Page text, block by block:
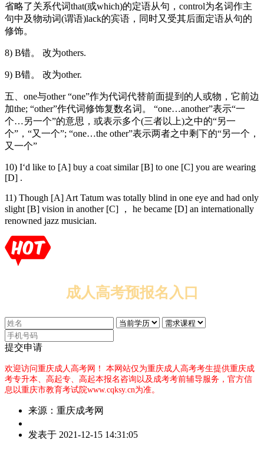
省略了关系代词that(或which)的定语从句，control为名词作主
句中及物动词(谓语)lack的宾语，同时又受其后面定语从句的
修饰。
8) B错。 改为others.
9) B错。 改为other.
五、one与other “one”作为代词代替前面提到的人或物，它前边
加the; “other”作代词修饰复数名词。 “one…another”表示“一
个…另一个”的意思，或表示多个(三者以上)之中的“另一
个”，“又一个”; “one…the other”表示两者之中剩下的“另一个，
又一个”
10) I‘d like to [A] buy a coat similar [B] to one [C] you are wearing
[D] .
11) Though [A] Art Tatum was totally blind in one eye and had only
slight [B] vision in another [C] ， he became [D] an internationally
renowned jazz musician.
成人高考预报名入口
提交申请
欢迎访问重庆成人高考网！ 本网站仅为重庆成人高考考生提供重庆成
考专升本、高起专、高起本报名咨询以及成考考前辅导服务，官方信
息以重庆市教育考试院www.cqksy.cn为准。
来源：重庆成考网
者：
发表于 2021-12-15 14:31:05